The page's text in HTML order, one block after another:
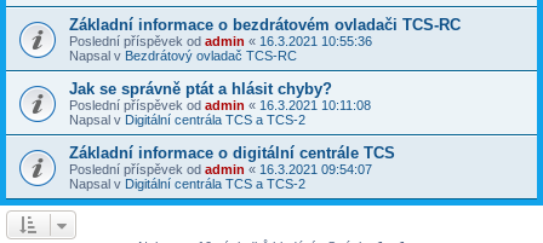
Základní informace o bezdrátovém ovladači TCS-RC
Poslední příspěvek od admin « 16.3.2021 10:55:36
Napsal v Bezdrátový ovladač TCS-RC
Jak se správně ptát a hlásit chyby?
Poslední příspěvek od admin « 16.3.2021 10:11:08
Napsal v Digitální centrála TCS a TCS-2
Základní informace o digitální centrále TCS
Poslední příspěvek od admin « 16.3.2021 09:54:07
Napsal v Digitální centrála TCS a TCS-2